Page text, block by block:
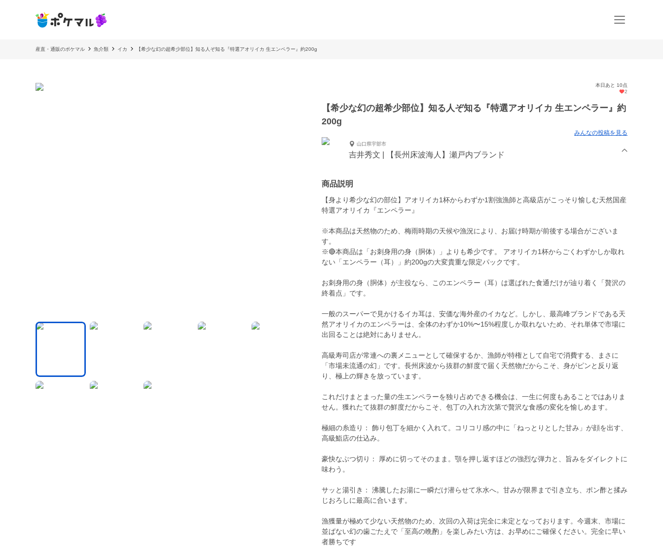
産直・通販のポケマル 魚介類 イカ 【希少な幻の超希少部位】知る人ぞ知る『特選アオリイカ 生エンペラー』約200g
本日あと 10点
2
【希少な幻の超希少部位】知る人ぞ知る『特選アオリイカ 生エンペラー』約
200g
みんなの投稿を見る
山口県宇部市
吉井秀文 | 【長州床波海人】瀬戸内ブランド
商品説明
【身より希少な幻の部位】アオリイカ1杯からわずか1割強漁師と高級店がこっそり愉しむ天然国産
特選アオリイカ『エンペラー』
※本商品は天然物のため、梅雨時期の天候や漁況により、お届け時期が前後する場合がございま
す。
※🔴本商品は「お刺身用の身（胴体）」よりも希少です。 アオリイカ1杯からごくわずかしか取れ
ない「エンペラー（耳）」約200gの大変貴重な限定パックです。
お刺身用の身（胴体）が主役なら、このエンペラー（耳）は選ばれた食通だけが辿り着く「贅沢の
終着点」です。
一般のスーパーで見かけるイカ耳は、安価な海外産のイカなど。しかし、最高峰ブランドである天
然アオリイカのエンペラーは、全体のわずか10%〜15%程度しか取れないため、それ単体で市場に
出回ることは絶対にありません。
高級寿司店が常連への裏メニューとして確保するか、漁師が特権として自宅で消費する、まさに
「市場未流通の幻」です。長州床波から抜群の鮮度で届く天然物だからこそ、身がピンと反り返
り、極上の輝きを放っています。
これだけまとまった量の生エンペラーを独り占めできる機会は、一生に何度もあることではありま
せん。獲れたて抜群の鮮度だからこそ、包丁の入れ方次第で贅沢な食感の変化を愉しめます。
極細の糸造り： 飾り包丁を細かく入れて。コリコリ感の中に「ねっとりとした甘み」が顔を出す、
高級鮨店の仕込み。
豪快なぶつ切り： 厚めに切ってそのまま。顎を押し返すほどの強烈な弾力と、旨みをダイレクトに
味わう。
サッと湯引き： 沸騰したお湯に一瞬だけ潜らせて氷水へ。甘みが限界まで引き立ち、ポン酢と揉み
じおろしに最高に合います。
漁獲量が極めて少ない天然物のため、次回の入荷は完全に未定となっております。今週末、市場に
並ばない幻の歯ごたえで「至高の晩酌」を楽しみたい方は、お早めにご確保ください。完全に早い
者勝ちです